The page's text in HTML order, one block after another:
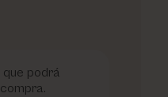
que podrá